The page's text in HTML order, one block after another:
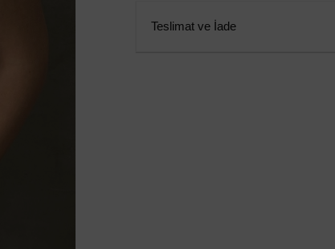
Teslimat ve İade